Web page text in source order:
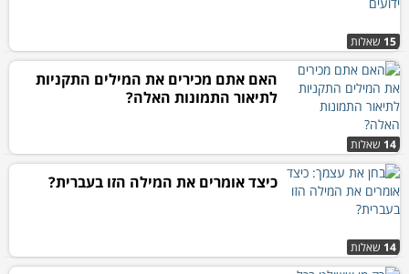
15 שאלות
14 שאלות
האם אתם מכירים את המילים התקניות
לתיאור התמונות האלה?
14 שאלות
כיצד אומרים את המילה הזו בעברית?